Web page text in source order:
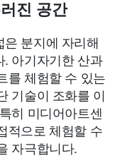
진 공간
분지에 자리해
아기자기한 산과
를 체험할 수 있는
기술이 조화를 이
히 미디어아트센
적으로 체험할 수
자극합니다.